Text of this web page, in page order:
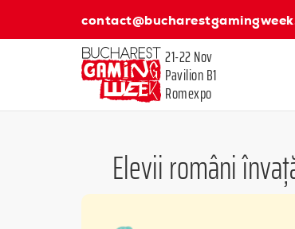
21-22 Nov
Pavilion B1
Romexpo
Elevii români